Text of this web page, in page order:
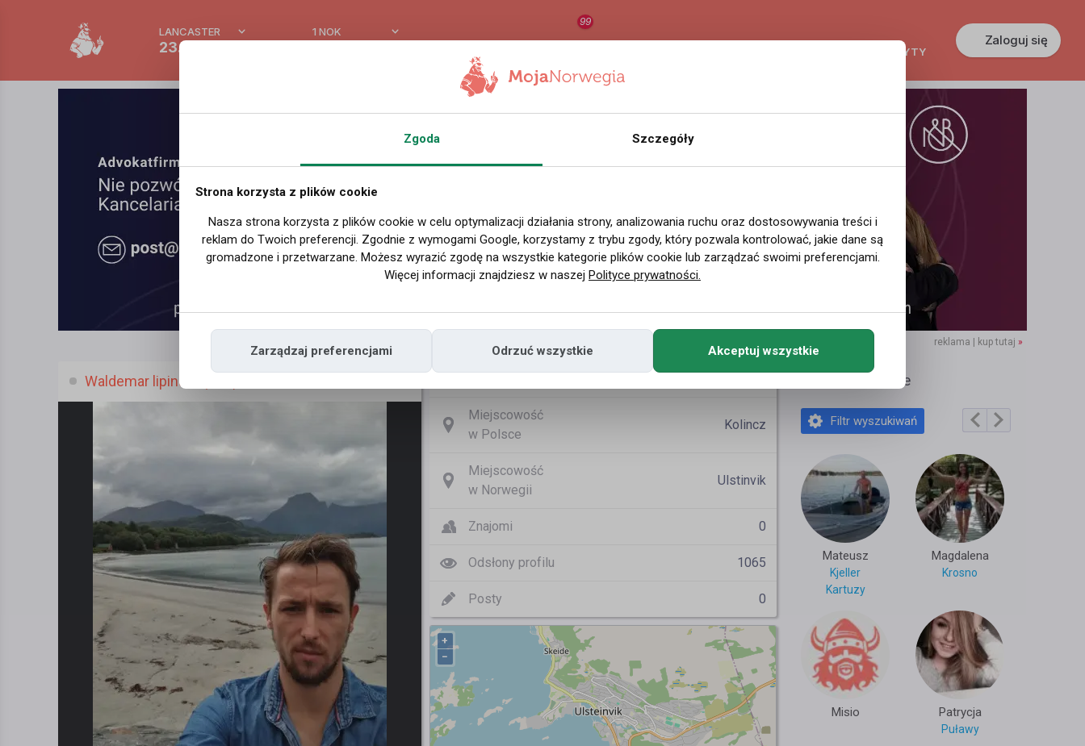
LANCASTER
23.4 °C
1 NOK
99
KREDYTY
Zaloguj się
reklama | kup tutaj »
Waldemar lipinski, (33 l.)
Miejscowość
w Polsce
Kolincz
Miejscowość
w Norwegii
Ulstinvik
Znajomi 0
Odsłony profilu 1065
Posty 0
+
−
Polecane profile
Filtr wyszukiwań
Mateusz
Kjeller
Kartuzy
Magdalena
Krosno
Misio Patrycja
Puławy
Zgoda Szczegóły
Strona korzysta z plików cookie
Nasza strona korzysta z plików cookie w celu optymalizacji działania strony, analizowania ruchu oraz dostosowywania treści i
reklam do Twoich preferencji. Zgodnie z wymogami Google, korzystamy z trybu zgody, który pozwala kontrolować, jakie dane są
gromadzone i przetwarzane. Możesz wyrazić zgodę na wszystkie kategorie plików cookie lub zarządzać swoimi preferencjami.
Więcej informacji znajdziesz w naszej Polityce prywatności.
Zarządzaj preferencjami Odrzuć wszystkie Akceptuj wszystkie